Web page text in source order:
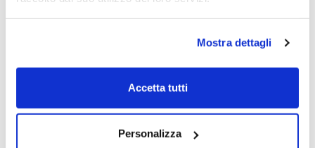
Mostra dettagli
Accetta tutti
Personalizza
Nell'ultima fase,le quotazioni si sono
riporate in prossimità del canale rialzista